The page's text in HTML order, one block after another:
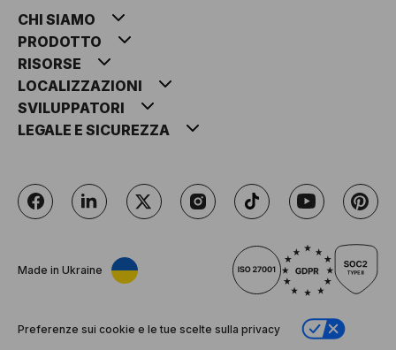
CHI SIAMO
PRODOTTO
RISORSE
LOCALIZZAZIONI
SVILUPPATORI
LEGALE E SICUREZZA
Made in Ukraine
Preferenze sui cookie e le tue scelte sulla privacy